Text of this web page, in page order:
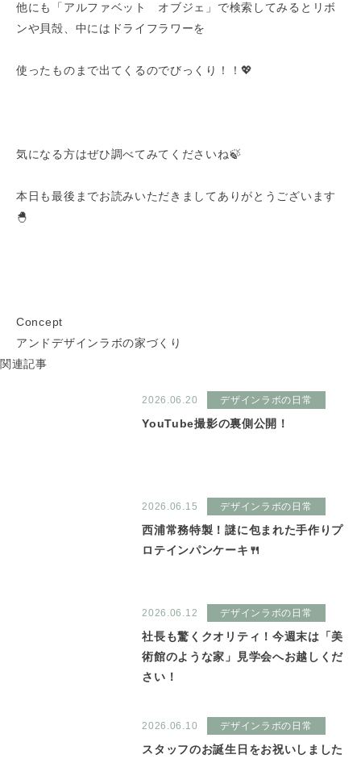
他にも「アルファベット オブジェ」で検索してみるとリボ
ンや貝殻、中にはドライフラワーを
使ったものまで出てくるのでびっくり！！💖
気になる方はぜひ調べてみてくださいね🍃
本日も最後までお読みいただきましてありがとうございます
🐣
Concept
アンドデザインラボの家づくり
関連記事
2026.06.20 デザインラボの日常
YouTube撮影の裏側公開！
2026.06.15 デザインラボの日常
西浦常務特製！謎に包まれた手作りプ
ロテインパンケーキ🍴
2026.06.12 デザインラボの日常
社長も驚くクオリティ！今週末は「美
術館のような家」見学会へお越しくだ
さい！
2026.06.10 デザインラボの日常
スタッフのお誕生日をお祝いしました